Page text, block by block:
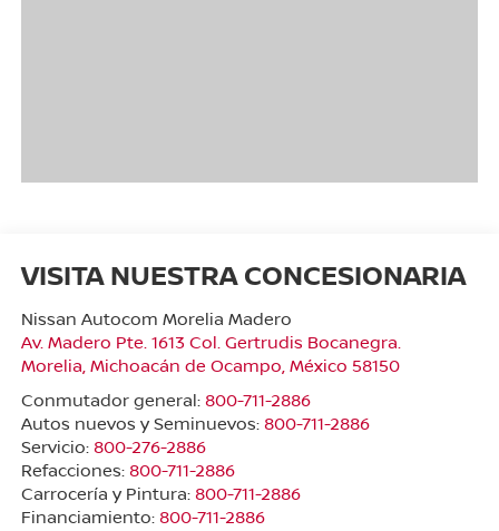
VISITA NUESTRA CONCESIONARIA
Nissan Autocom Morelia Madero
Av. Madero Pte. 1613 Col. Gertrudis Bocanegra.
Morelia, Michoacán de Ocampo, México 58150
Conmutador general: 800-711-2886
Autos nuevos y Seminuevos: 800-711-2886
Servicio: 800-276-2886
Refacciones: 800-711-2886
Carrocería y Pintura: 800-711-2886
Financiamiento: 800-711-2886